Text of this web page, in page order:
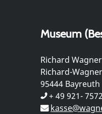
Museum
Richard
Richard-
95444 Bayreuth
+ 49 921-